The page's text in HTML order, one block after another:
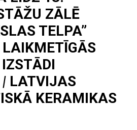
ZĀLĒ
TELPA”
| LATVIJAS
KERAMIKAS